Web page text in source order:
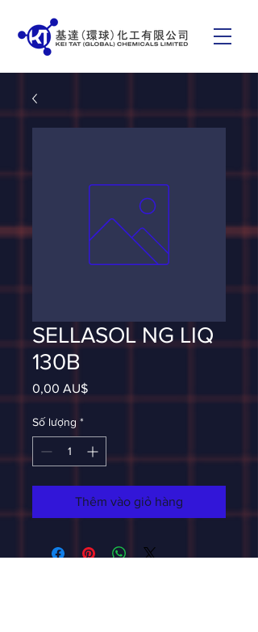
SELLASOL NG LIQ
130B
0,00 AU$Giá
Số lượng *
Thêm vào giỏ hàng